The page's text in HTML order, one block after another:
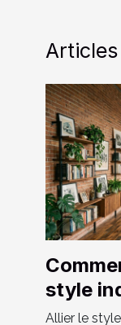
style
Allier le